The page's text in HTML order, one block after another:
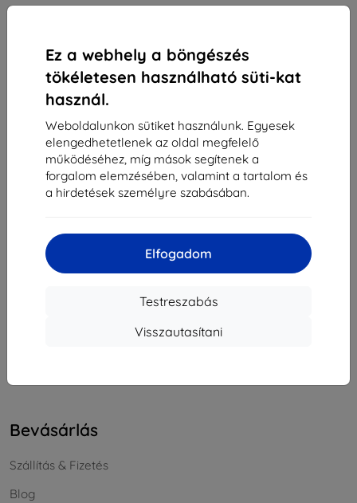
Ez a webhely a böngészés
tökéletesen használható süti-kat
használ.
Weboldalunkon sütiket használunk. Egyesek
elengedhetetlenek az oldal megfelelő
működéséhez, míg mások segítenek a
forgalom elemzésében, valamint a tartalom és
a hirdetések személyre szabásában.
Elfogadom
Testreszabás
Visszautasítani
Shield-Sk s.r.o.
Rudolf Mocka utca 3750/2A
841 04 Bratislava
Cégjegyzékszám:46701494
ÁFA-azonosító:SK2023549671
info@top4mobile.eu
Bevásárlás
Szállítás & Fizetés
Blog